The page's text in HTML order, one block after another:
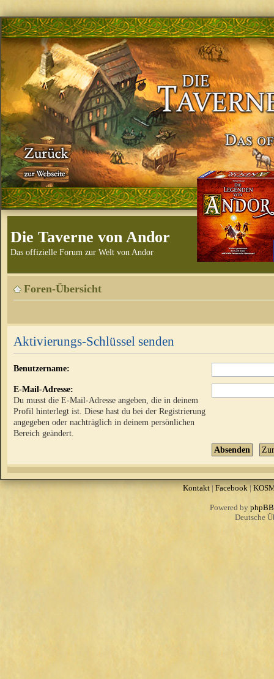
Die Taverne von Andor
Das offizielle Forum zur Welt von Andor
Foren-Übersicht
Aktivierungs-Schlüssel senden
Benutzername:
E-Mail-Adresse:
Du musst die E-Mail-Adresse angeben, die in deinem
Profil hinterlegt ist. Diese hast du bei der Registrierung
angegeben oder nachträglich in deinem persönlichen
Bereich geändert.
Kontakt| Facebook |
Powered by phpBB
Deutsche